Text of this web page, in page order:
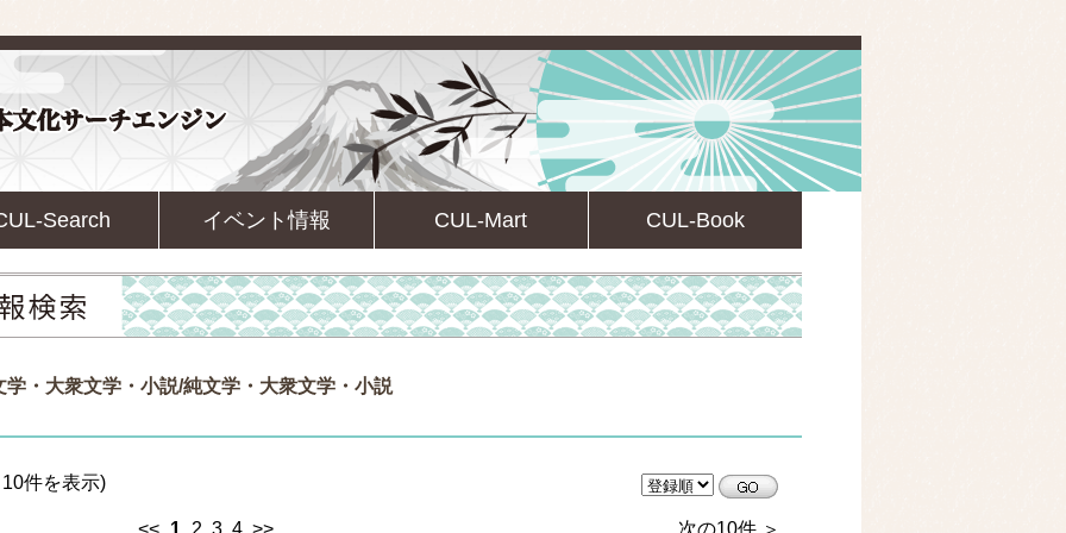
Search イベント情報 CUL-Mart CUL-Book
・大衆文学・小説/純文学・大衆文学・小説
件を表示)
次の10件 ＞
<< 1 2 3 4 >>